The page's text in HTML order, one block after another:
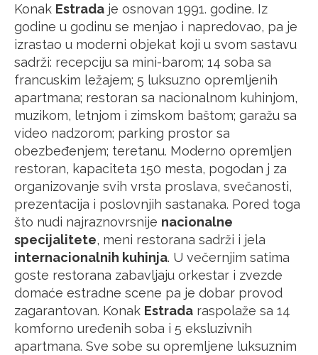
Konak Estrada je osnovan 1991. godine. Iz
godine u godinu se menjao i napredovao, pa je
izrastao u moderni objekat koji u svom sastavu
sadrži: recepciju sa mini-barom; 14 soba sa
francuskim ležajem; 5 luksuzno opremljenih
apartmana; restoran sa nacionalnom kuhinjom,
muzikom, letnjom i zimskom baštom; garažu sa
video nadzorom; parking prostor sa
obezbeđenjem; teretanu. Moderno opremljen
restoran, kapaciteta 150 mesta, pogodan j za
organizovanje svih vrsta proslava, svečanosti,
prezentacija i poslovnjih sastanaka. Pored toga
što nudi najraznovrsnije nacionalne
specijalitete, meni restorana sadrži i jela
internacionalnih kuhinja. U večernjim satima
goste restorana zabavljaju orkestar i zvezde
domaće estradne scene pa je dobar provod
zagarantovan. Konak Estrada raspolaže sa 14
komforno uređenih soba i 5 eksluzivnih
apartmana. Sve sobe su opremljene luksuznim